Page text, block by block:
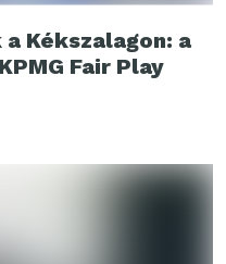
Kékszalagon: a
Fair Play